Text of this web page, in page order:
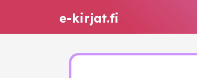
e-kirjat.fi